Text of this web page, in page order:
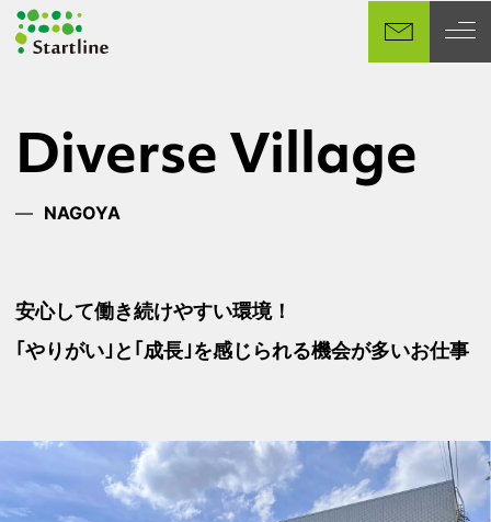
イ
Diverse Village
NAGOYA
安心して働き続けやすい環境！
｢やりがい｣と｢成長｣を感じられる機会が多いお仕事